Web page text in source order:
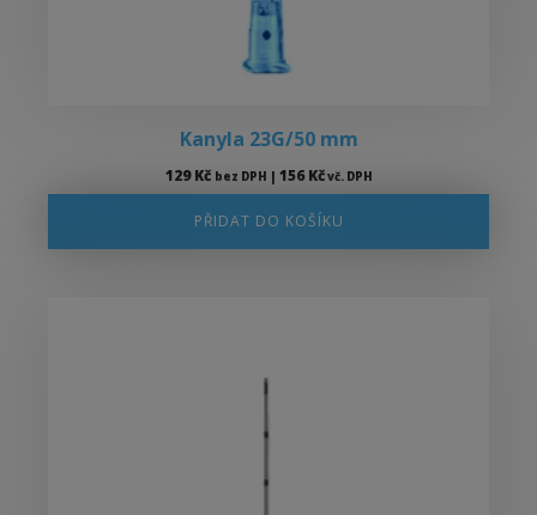
Kanyla 23G/50 mm
129Kč bez DPH | 156Kčvč. DPH
PŘIDAT DO KOŠÍKU